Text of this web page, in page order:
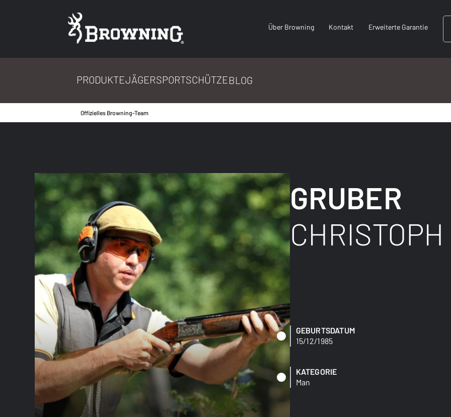
Über Browning Kontakt Erweiterte Garantie
PRODUKTEJÄGERSPORTSCHÜTZEBLOG
Offizielles Browning-Team
GRUBER
CHRISTOPH
GEBURTSDATUM
15/12/1985
KATEGORIE
Man